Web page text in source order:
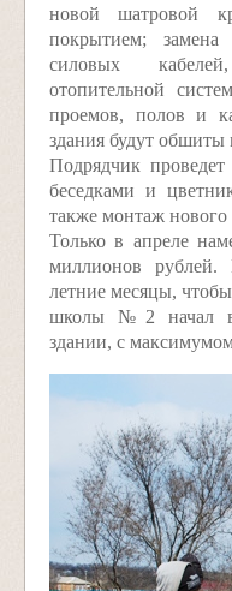
новой шатровой
покрытием; замена
силовых
отопительной
проемов, полов и
здания будут обшиты
Подрядчик
беседками и
также монтаж
Только в апреле
миллионов
летние месяцы,
школы №2 начал в
здании, с